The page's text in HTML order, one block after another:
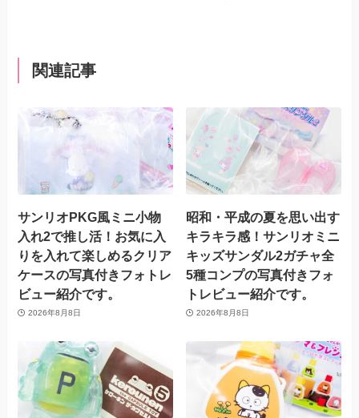
関連記事
サンリオPKG風ミニ小物
入れ2で推し活！お気に入
りを入れて楽しめるクリア
ケースの写真付きフォトレ
ビュー紹介です。
2026年8月8日
昭和・平成の夏を思い出す
キラキラ感！サンリオミニ
キッズサンダル2ガチャ全
5種コンプの写真付きフォ
トレビュー紹介です。
2026年8月8日